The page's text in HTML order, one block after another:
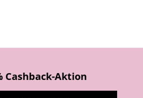
Cashback-Aktion